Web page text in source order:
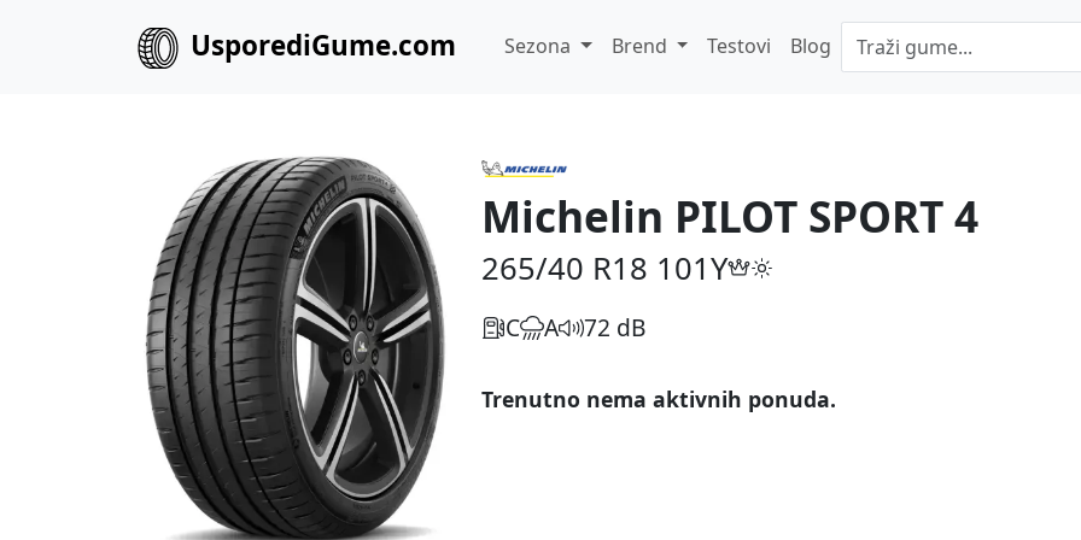
UsporediGume.com Sezona Brend Testovi Blog
Michelin PILOT SPORT 4
265/40 R18 101Y
C A 72 dB
Trenutno nema aktivnih ponuda.